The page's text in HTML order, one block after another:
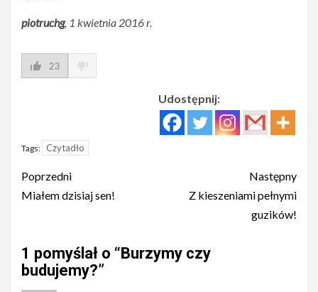
piotruchg, 1 kwietnia 2016 r.
23
Udostępnij:
Tags: Czytadło
Post
navigation
Poprzedni
Miałem dzisiaj sen!
Następny
Z kieszeniami pełnymi
guzików!
1 pomyślał o “Burzymy czy
budujemy?”